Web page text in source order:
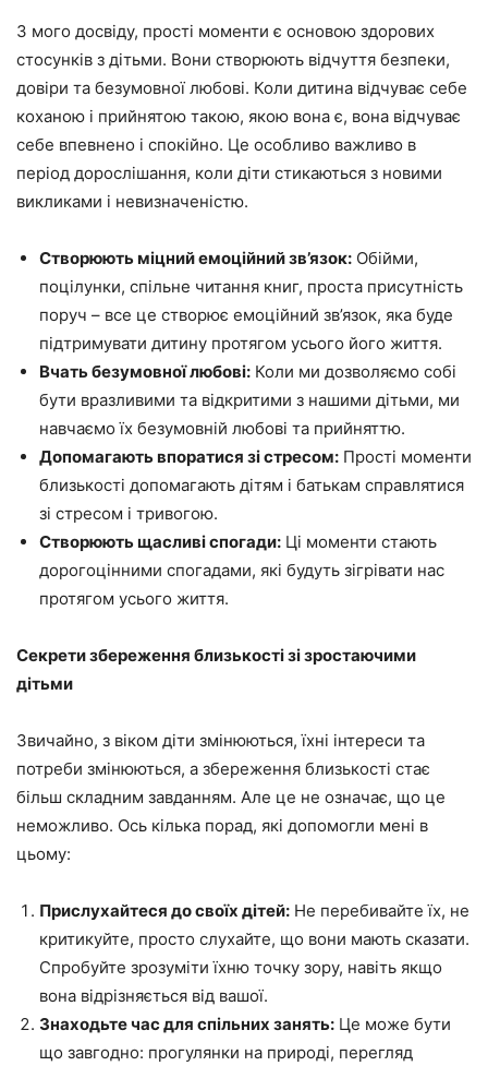
З мого досвіду, прості моменти є основою здорових
стосунків з дітьми. Вони створюють відчуття безпеки,
довіри та безумовної любові. Коли дитина відчуває себе
коханою і прийнятою такою, якою вона є, вона відчуває
себе впевнено і спокійно. Це особливо важливо в
період дорослішання, коли діти стикаються з новими
викликами і невизначеністю.
Створюють міцний емоційний зв’язок: Обійми,
поцілунки, спільне читання книг, проста присутність
поруч – все це створює емоційний зв’язок, яка буде
підтримувати дитину протягом усього його життя.
Вчать безумовної любові: Коли ми дозволяємо собі
бути вразливими та відкритими з нашими дітьми, ми
навчаємо їх безумовній любові та прийняттю.
Допомагають впоратися зі стресом: Прості моменти
близькості допомагають дітям і батькам справлятися
зі стресом і тривогою.
Створюють щасливі спогади: Ці моменти стають
дорогоцінними спогадами, які будуть зігрівати нас
протягом усього життя.
Секрети збереження близькості зі зростаючими
дітьми
Звичайно, з віком діти змінюються, їхні інтереси та
потреби змінюються, а збереження близькості стає
більш складним завданням. Але це не означає, що це
неможливо. Ось кілька порад, які допомогли мені в
цьому:
Прислухайтеся до своїх дітей: Не перебивайте їх, не
критикуйте, просто слухайте, що вони мають сказати.
Спробуйте зрозуміти їхню точку зору, навіть якщо
вона відрізняється від вашої.
Знаходьте час для спільних занять: Це може бути
що завгодно: прогулянки на природі, перегляд